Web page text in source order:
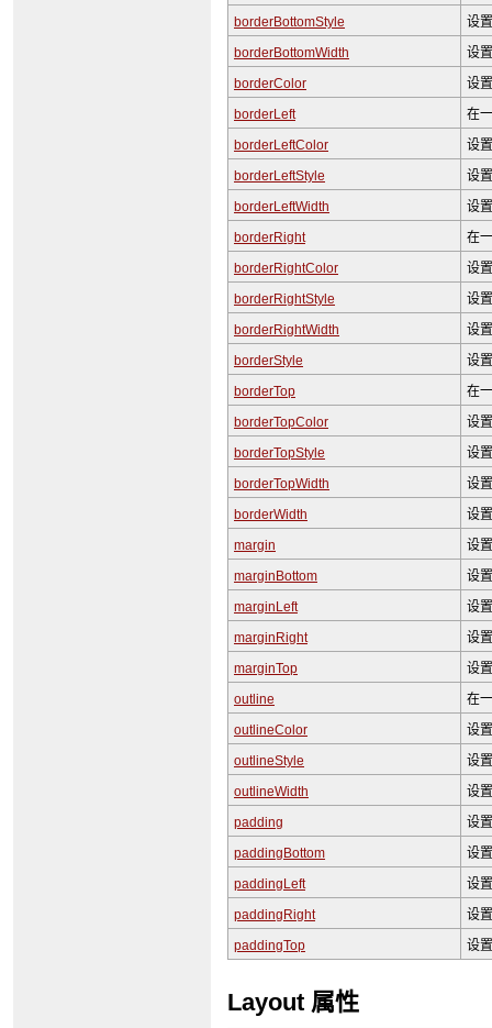
borderBottomStyle
设
borderBottomWidth
设
borderColor
设
borderLeft
在
borderLeftColor
设
borderLeftStyle
设
borderLeftWidth
设
borderRight
在
borderRightColor
设
borderRightStyle
设
borderRightWidth
设
borderStyle
设
borderTop
在
borderTopColor
设
borderTopStyle
设
borderTopWidth
设
borderWidth
设
margin
设
marginBottom
设
marginLeft
设
marginRight
设
marginTop
设
outline
在
outlineColor
设
outlineStyle
设
outlineWidth
设
padding
设
paddingBottom
设
paddingLeft
设
paddingRight
设
paddingTop
设
Layout 属性